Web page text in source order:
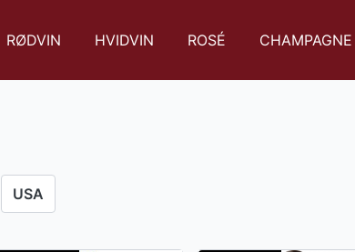
RØDVIN HVIDVIN ROSÉ CHAMPAGNE
USA